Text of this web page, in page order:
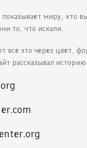
миру, кто
то, что искали.
все это через цвет,
рассказывал